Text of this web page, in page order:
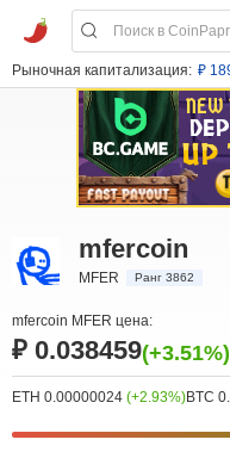
Рыночная капитализация: ₽
mfercoin
MFER Ранг 3862
mfercoin MFER цена:
₽ 0.038459(+3.51%)
ETH 0.00000024 (+2.93%)BTC